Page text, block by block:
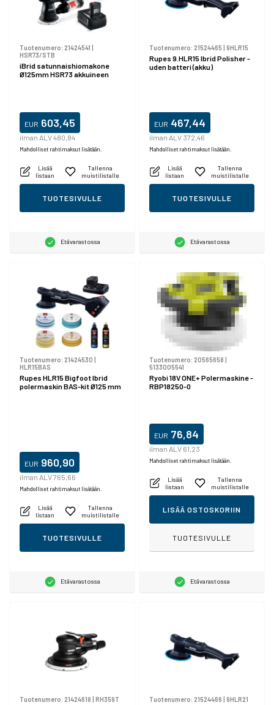
Tuotenumero: 21424541 |
HSR73/STB
iBrid satunnaishiomakone
Ø125mm HSR73 akkuineen
EUR 603,45
ilman ALV 480,84
Mahdolliset rahtimaksut lisätään.
Lisää
listaan
Tallenna
muistilistalle
TUOTESIVULLE
Etävarastossa
Tuotenumero: 21524465| 9HLR15
Rupes 9.HLR15 Ibrid Polisher -
uden batteri (akku)
EUR 467,44
ilman ALV 372,46
Mahdolliset rahtimaksut lisätään.
Lisää
listaan
Tallenna
muistilistalle
TUOTESIVULLE
Etävarastossa
Tuotenumero: 21424530 |
HLR15BAS
Rupes HLR15 Bigfoot Ibrid
polermaskin BAS-kit Ø125 mm
EUR 960,90
ilman ALV 765,66
Mahdolliset rahtimaksut lisätään.
Lisää
listaan
Tallenna
muistilistalle
TUOTESIVULLE
Etävarastossa
Tuotenumero: 20565658 |
5133005541
Ryobi 18V ONE+ Polermaskine -
RBP18250-0
EUR 76,84
ilman ALV 61,23
Mahdolliset rahtimaksut lisätään.
Lisää
listaan
Tallenna
muistilistalle
LISÄÄ OSTOSKORIIN
TUOTESIVULLE
Etävarastossa
Tuotenumero: 21424618 RH359T Tuotenumero: 21524466 9HLR21